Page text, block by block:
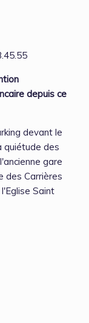
depuis ce
devant le
quiétude des
gare
des Carrières
Saint